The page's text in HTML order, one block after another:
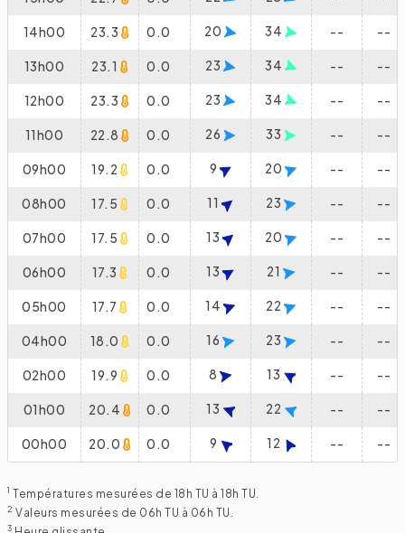
14h00 23.3 0.0 20 34 -- --
13h00 23.1 0.0 23 34 -- --
12h00 23.3 0.0 23 34 -- --
11h00 22.8 0.0 26 33 -- --
09h00 19.2 0.0 9 20 -- --
08h00 17.5 0.0 11 23 -- --
07h00 17.5 0.0 13 20 -- --
06h00 17.3 0.0 13 21 -- --
05h00 17.7 0.0 14 22 -- --
04h00 18.0 0.0 16 23 -- --
02h00 19.9 0.0 8 13 -- --
01h00 20.4 0.0 13 22 -- --
00h00 20.0 0.0 9 12 -- --
1 Températures mesurées de 18h TU à 18h TU.
2 Valeurs mesurées de 06h TU à 06h TU.
3